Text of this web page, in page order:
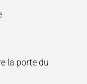
la porte du